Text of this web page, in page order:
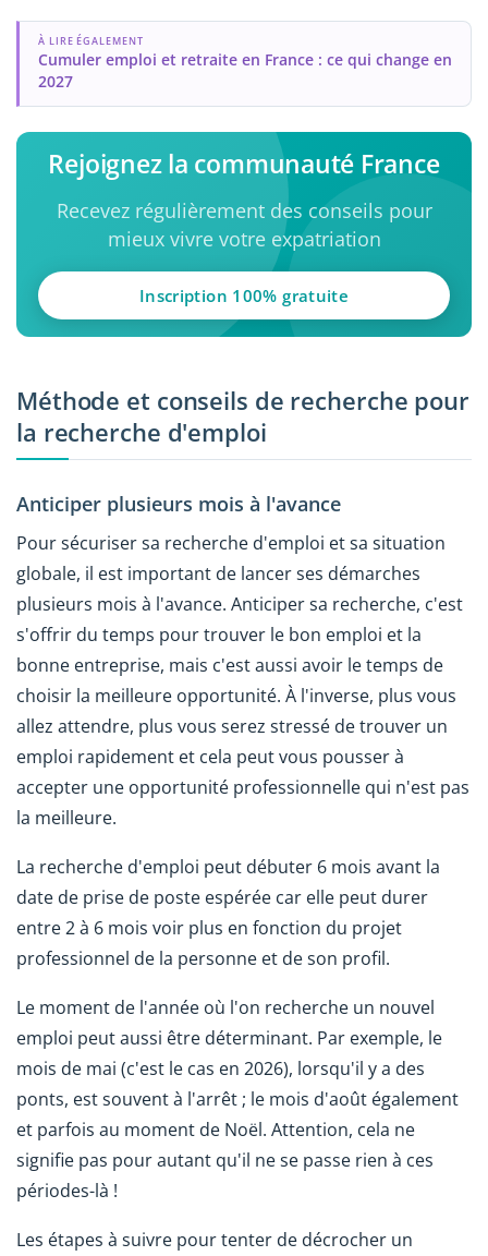
À LIRE ÉGALEMENT
Cumuler emploi et retraite en France : ce qui change en
2027
Rejoignez la communauté France
Recevez régulièrement des conseils pour
mieux vivre votre expatriation
Inscription 100% gratuite
Méthode et conseils de recherche pour
la recherche d'emploi
Anticiper plusieurs mois à l'avance
Pour sécuriser sa recherche d'emploi et sa situation
globale, il est important de lancer ses démarches
plusieurs mois à l'avance. Anticiper sa recherche, c'est
s'offrir du temps pour trouver le bon emploi et la
bonne entreprise, mais c'est aussi avoir le temps de
choisir la meilleure opportunité. À l'inverse, plus vous
allez attendre, plus vous serez stressé de trouver un
emploi rapidement et cela peut vous pousser à
accepter une opportunité professionnelle qui n'est pas
la meilleure.
La recherche d'emploi peut débuter 6 mois avant la
date de prise de poste espérée car elle peut durer
entre 2 à 6 mois voir plus en fonction du projet
professionnel de la personne et de son profil.
Le moment de l'année où l'on recherche un nouvel
emploi peut aussi être déterminant. Par exemple, le
mois de mai (c'est le cas en 2026), lorsqu'il y a des
ponts, est souvent à l'arrêt ; le mois d'août également
et parfois au moment de Noël. Attention, cela ne
signifie pas pour autant qu'il ne se passe rien à ces
périodes-là !
Les étapes à suivre pour tenter de décrocher un